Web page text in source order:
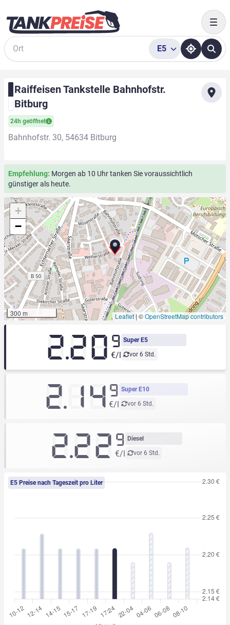
Suche
E5
Raiffeisen Tankstelle Bahnhofstr.
Bitburg
24h geöffnet
Bahnhofstr. 30, 54634 Bitburg
Empfehlung: Morgen ab 10 Uhr tanken Sie voraussichtlich
günstiger als heute.
+
−
300 m Leaflet|©OpenStreetMap contributors
Super E5
vor 6 Std.
2.20 9
€/l
Super E10
vor 6 Std.
2.149
€/l
Diesel
vor 6 Std.
2.22 9
€/l
E5 Preise nach Tageszeit pro Liter